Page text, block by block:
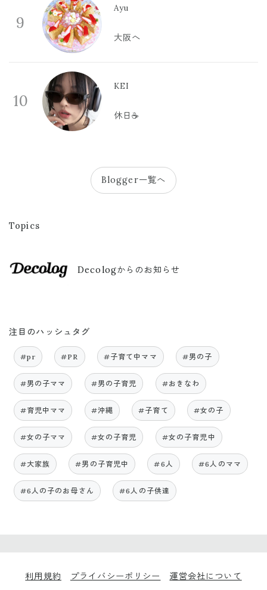
9
Ayu
大阪へ
10
KEI
休日☕️
Blogger一覧へ
Topics
Decologからのお知らせ
注目のハッシュタグ
#pr #PR #子育て中ママ #男の子
#男の子ママ #男の子育児 #おきなわ
#育児中ママ #沖縄 #子育て #女の子
#女の子ママ #女の子育児 #女の子育児中
#大家族 #男の子育児中 #6人 #6人のママ
#6人の子のお母さん #6人の子供達
利用規約 プライバシーポリシー 運営会社について